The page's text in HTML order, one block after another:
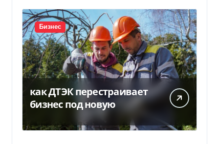
Бизнес
как ДТЭК перестраивает
бизнес под новую